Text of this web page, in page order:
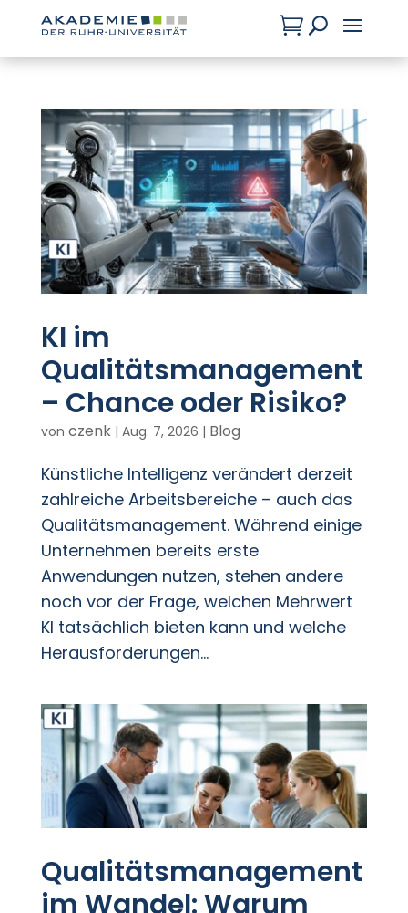
U

KI im
Qualitätsmanagement
– Chance oder Risiko?
von czenk| Aug. 7, 2026 | Blog
Künstliche Intelligenz verändert derzeit
zahlreiche Arbeitsbereiche – auch das
Qualitätsmanagement. Während einige
Unternehmen bereits erste
Anwendungen nutzen, stehen andere
noch vor der Frage, welchen Mehrwert
KI tatsächlich bieten kann und welche
Herausforderungen...
Qualitätsmanagement
im Wandel: Warum